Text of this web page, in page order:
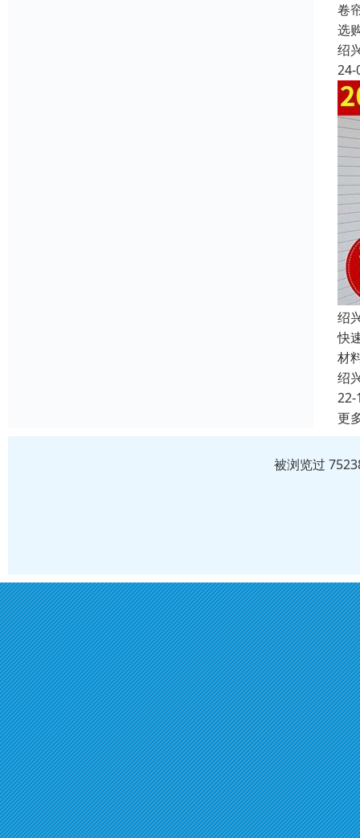
卷
选
绍
24-
绍
快
材
绍
22-
更
被浏览过